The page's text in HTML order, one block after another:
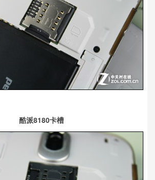
酷派8180卡槽